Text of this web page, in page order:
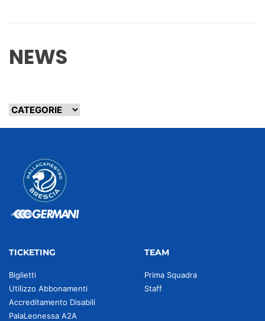
NEWS
TICKETING
Biglietti
Utilizzo Abbonamenti
Accreditamento Disabili
PalaLeonessa A2A
TEAM
Prima Squadra
Staff